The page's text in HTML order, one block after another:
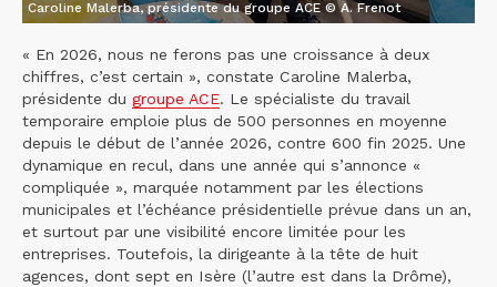
Caroline Malerba, présidente du groupe ACE © A. Frenot
« En 2026, nous ne ferons pas une croissance à deux
chiffres, c’est certain », constate Caroline Malerba,
présidente du groupe ACE. Le spécialiste du travail
temporaire emploie plus de 500 personnes en moyenne
depuis le début de l’année 2026, contre 600 fin 2025. Une
dynamique en recul, dans une année qui s’annonce «
compliquée », marquée notamment par les élections
municipales et l’échéance présidentielle prévue dans un an,
et surtout par une visibilité encore limitée pour les
entreprises. Toutefois, la dirigeante à la tête de huit
agences, dont sept en Isère (l’autre est dans la Drôme),